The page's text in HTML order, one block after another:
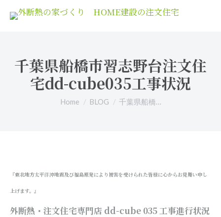
千葉県船橋市習志野台注文住
宅dd-cube035工事状況
You are here:
Home BLOG 千葉県船橋…
『東北地方太平洋沖地震及び福島原発により被害を受けられた皆様に心からお見舞い申し
上げます。』
外断熱・注文住宅専門店 dd-cube 035工事進行状況